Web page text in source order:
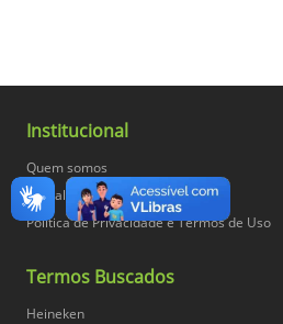
Institucional
Quem somos
Trabalhe Conosco
Política de Privacidade e Termos de Uso
Termos Buscados
Heineken